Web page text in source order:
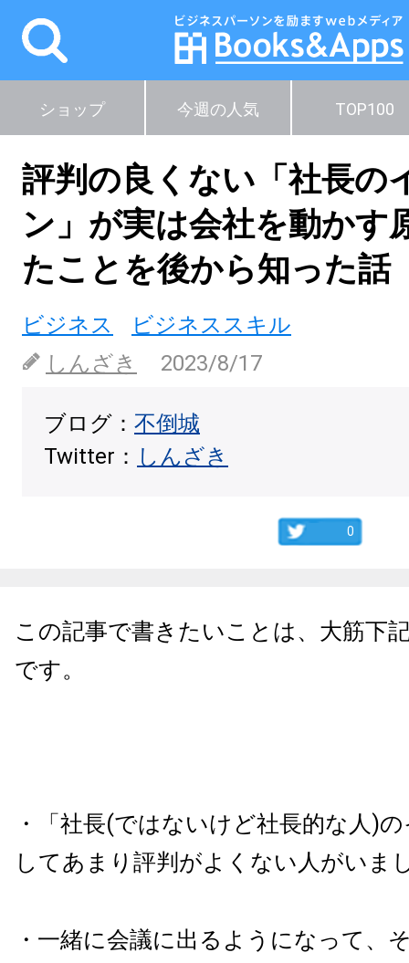
ショップ 今週の人気 TOP100
評判の良くない「社長の
ン」が実は会社を動かす
たことを後から知った話
ビジネス
ビジネススキル
しんざき
2023/8/17
ブログ： 不倒城
Twitter： しんざき
0
この記事で書きたいことは、大筋下
です。
・「社長(ではないけど社長的な人)
してあまり評判がよくない人がいま
・一緒に会議に出るようになって、